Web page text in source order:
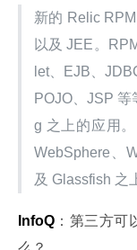
新的 Relic
以及 JEE。
let、EJB、
POJO、JSP
g 之上的应用
WebSphere、
及 Glassfish 之
InfoQ ：第三方可